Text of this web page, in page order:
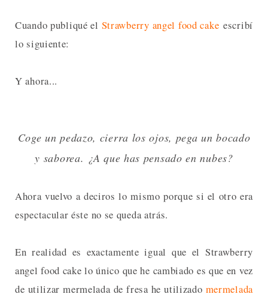
Cuando publiqué el Strawberry angel food cake escribí
lo siguiente:
Y ahora...
Coge un pedazo, cierra los ojos, pega un bocado
y saborea. ¿A que has pensado en nubes?
Ahora vuelvo a deciros lo mismo porque si el otro era
espectacular éste no se queda atrás.
En realidad es exactamente igual que el Strawberry
angel food cake lo único que he cambiado es que en vez
de utilizar mermelada de fresa he utilizado mermelada